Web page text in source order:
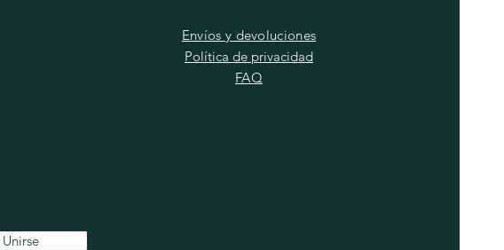
Envíos y devoluciones
Política de privacidad
FAQ
Unirse